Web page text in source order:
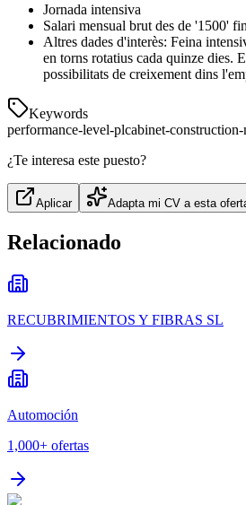
Jornada intensiva
Salari mensual brut des de '1500'
Altres dades d'interès: Feina
en torns rotatius cada quinze dies.
possibilitats de creixement dins
Keywords
performance-level-plcabinet-
¿Te interesa este puesto?
Aplicar Adapta mi CV a esta
Relacionado
RECUBRIMIENTOS Y FIBRAS SL
Automoción
1,000+ ofertas